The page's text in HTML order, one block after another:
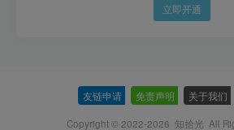
立即开通
友链申请 免责声明 关于我们
Copyright © 2022-2026 知拾光 All